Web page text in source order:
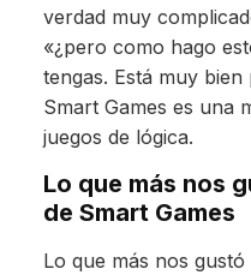
verdad muy
«¿pero como hago
tengas. Está muy
Smart Games es una
juegos de lógica.
Lo que más nos
de Smart Games
Lo que más nos gustó